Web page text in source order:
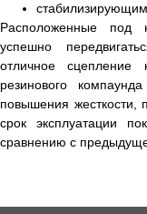
Расположенные под
успешно
отличное
резинового
повышения жесткости,
срок эксплуатации
сравнению с